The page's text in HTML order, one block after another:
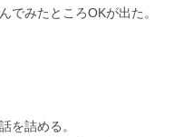
でみたところOKが出た。
を詰める。